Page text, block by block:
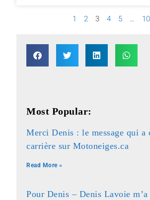
1 2 3 4 5 … 10
Most Popular:
Merci Denis : le message qui a
carrière sur Motoneiges.ca
Read More »
Pour Denis – Denis Lavoie m’a